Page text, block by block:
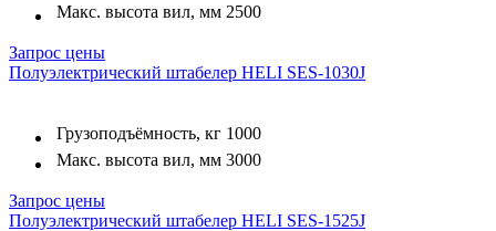
Макс. высота вил, мм 2500
Запрос цены
Полуэлектрический штабелер HELI SES-1030J
Грузоподъёмность, кг 1000
Макс. высота вил, мм 3000
Запрос цены
Полуэлектрический штабелер HELI SES-1525J